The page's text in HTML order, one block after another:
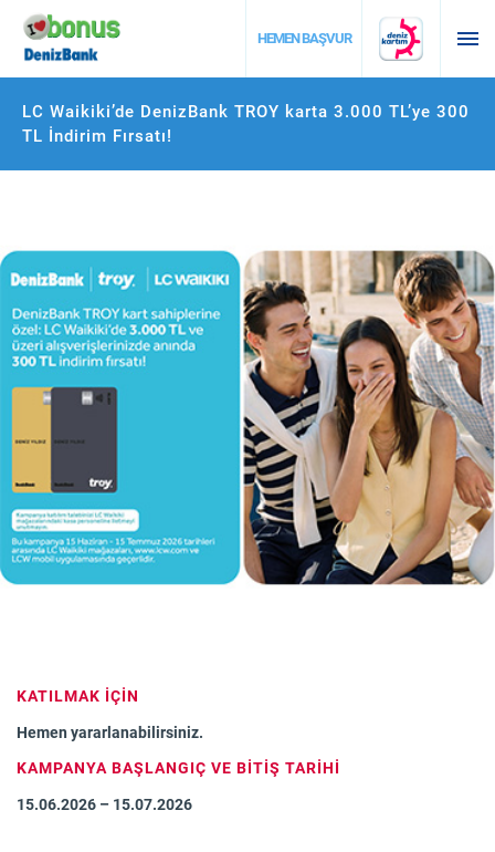
HEMEN BAŞVUR
DESTEK
LC Waikiki’de DenizBank TROY karta 3.000 TL’ye 300
TL İndirim Fırsatı!
KATILMAK İÇİN
Hemen yararlanabilirsiniz.
KAMPANYA BAŞLANGIÇ VE BİTİŞ TARİHİ
15.06.2026 – 15.07.2026